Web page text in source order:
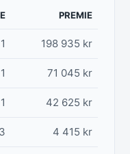
PREMIE
1 198 935 kr
1 71 045 kr
1 42 625 kr
4 415 kr